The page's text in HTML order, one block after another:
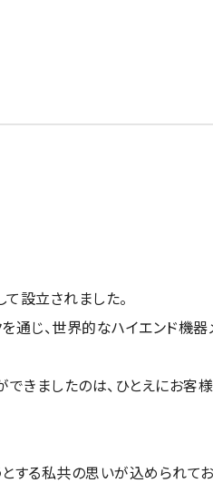
設立されました。
通じ、世界的なハイエンド機
きましたのは、ひとえにお客
する私共の思いが込められてお